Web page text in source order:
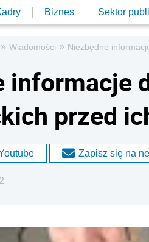
Biznes Sektor
» Wiadomości » Niezbędne
informacje
przed
Zapisz się na